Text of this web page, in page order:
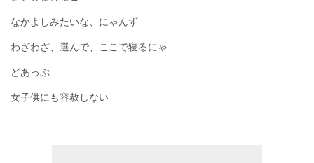
なかよしみたいな、にゃんず
わざわざ、選んで、ここで寝るにゃ
どあっぷ
女子供にも容赦しない